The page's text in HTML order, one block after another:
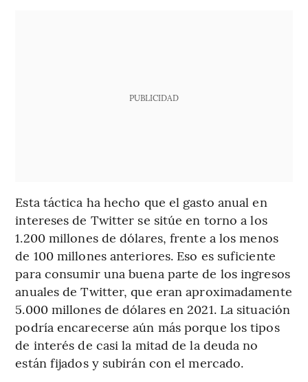
PUBLICIDAD
Esta táctica ha hecho que el gasto anual en
intereses de Twitter se sitúe en torno a los
1.200 millones de dólares, frente a los menos
de 100 millones anteriores. Eso es suficiente
para consumir una buena parte de los ingresos
anuales de Twitter, que eran aproximadamente
5.000 millones de dólares en 2021. La situación
podría encarecerse aún más porque los tipos
de interés de casi la mitad de la deuda no
están fijados y subirán con el mercado.